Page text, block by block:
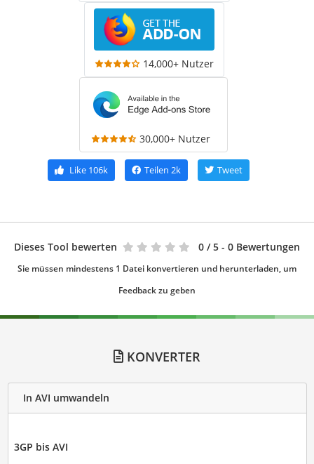
14,000+ Nutzer
30,000+ Nutzer
Like 106k Teilen 2k Tweet
Dieses Tool bewerten 0 / 5 - 0 Bewertungen
Sie müssen mindestens 1 Datei konvertieren und herunterladen, um
Feedback zu geben
KONVERTER
In AVI umwandeln
3GP bis AVI